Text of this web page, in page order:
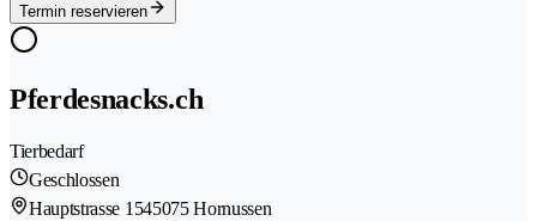
Termin reservieren
Pferdesnacks.ch
Tierbedarf
Geschlossen
Hauptstrasse 1545075 Hornussen